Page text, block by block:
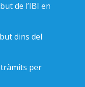
de l’IBI en
dins del
per